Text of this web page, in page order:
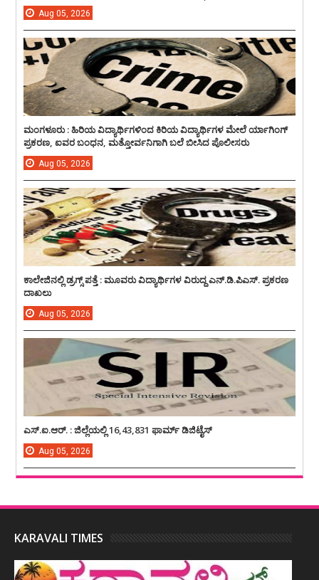
Aug 05, 2026
ಮಂಗಳೂರು : ಹಿರಿಯ ವಿದ್ಯಾರ್ಥಿಗಳಿಂದ ಕಿರಿಯ ವಿದ್ಯಾರ್ಥಿಗಳ ಮೇಲೆ ರ್ಯಾಗಿಂಗ್
ಪ್ರಕರಣ, ಐವರ ಬಂಧನ, ಮತ್ತೋರ್ವನಿಗಾಗಿ ಬಲೆ ಬೀಸಿದ ಪೊಲೀಸರು
Aug 05, 2026
ಕಾಲೇಜಿನಲ್ಲಿ ಡ್ರಗ್ಸ್ ಪತ್ತೆ : ಮೂವರು ವಿದ್ಯಾರ್ಥಿಗಳ ವಿರುದ್ದ ಎನ್.ಡಿ.ಪಿಎಸ್. ಪ್ರಕರಣ
ದಾಖಲು
Aug 05, 2026
ಎಸ್.ಐ.ಆರ್. : ಜಿಲ್ಲೆಯಲ್ಲಿ 16,43,831 ಫಾರ್ಮ್ ಡಿಜಿಟೈಸ್
Aug 05, 2026
KARAVALI TIMES